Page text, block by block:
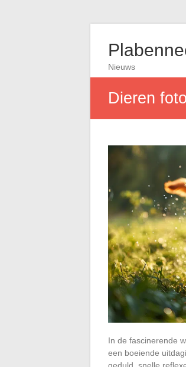
Nieuws
Dieren
In de fascinerende
een boeiende
geduld, snelle